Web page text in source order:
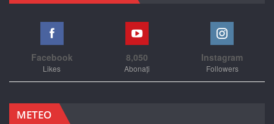
Facebook
Likes
8,050
Abonați
Instagram
Followers
METEO